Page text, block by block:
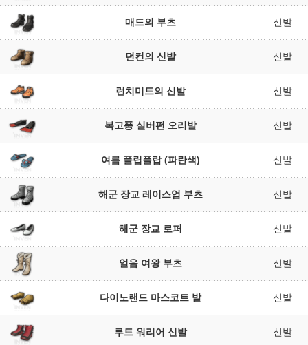
매드의 부츠 신발
던컨의 신발 신발
런치미트의 신발 신발
복고풍 실버펀 오리발 신발
여름 플립플랍 (파란색) 신발
해군 장교 레이스업 부츠 신발
해군 장교 로퍼 신발
얼음 여왕 부츠 신발
다이노랜드 마스코트 발 신발
루트 워리어 신발 신발